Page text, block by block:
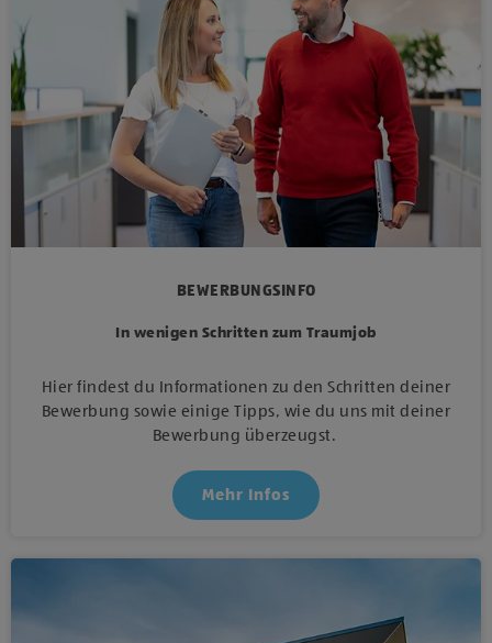
BEWERBUNGSINFO
In wenigen Schritten zum Traumjob
Hier findest du Informationen zu den Schritten deiner
Bewerbung sowie einige Tipps, wie du uns mit deiner
Bewerbung überzeugst.
Mehr Infos